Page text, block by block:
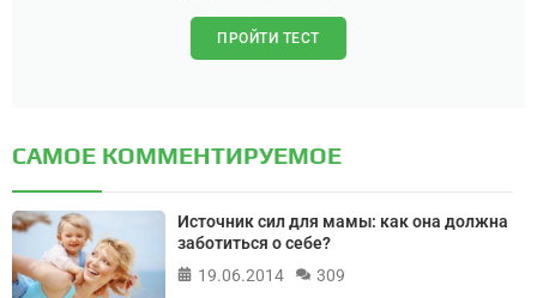
ПРОЙТИ ТЕСТ
САМОЕ КОММЕНТИРУЕМОЕ
Источник сил для мамы: как она должна
заботиться о себе?
19.06.2014
309